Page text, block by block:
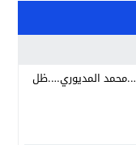
منارة تربوية تجمع
جمع وفد من جمعية
وقياداته انتهى
مسار قضائي راسخ ورؤية
جديدة في الحركة القضائية
المديوري….ظل